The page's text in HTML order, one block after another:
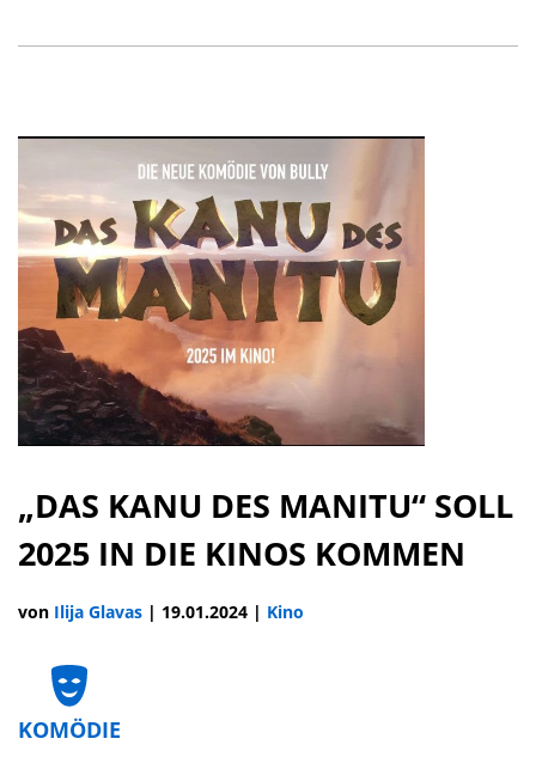
„DAS KANU DES MANITU“ SOLL
2025 IN DIE KINOS KOMMEN
von Ilija Glavas | 19.01.2024 | Kino
KOMÖDIE